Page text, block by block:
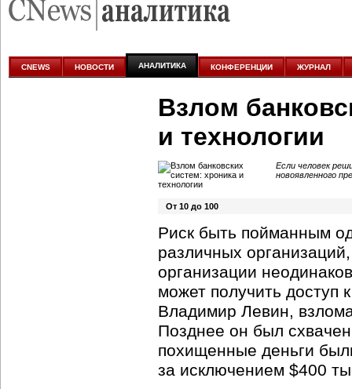
аналитике
CNEWS НОВОСТИ АНАЛИТИКА КОНФЕРЕНЦИИ ЖУРНАЛ
Взлом
и технологии
Если человек
новоявленного
От 10 до 100
Риск быть пойманным
различных
организации
может получить доступ
Владимир Левин,
Позднее он был
похищенные деньги
за исключением $400